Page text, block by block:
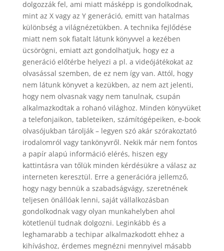
dolgozzák fel, ami miatt másképp is gondolkodnak,
mint az X vagy az Y generáció, emitt van hatalmas
különbség a világnézetükben. A technika fejlődése
miatt nem sok fiatalt látunk könyvvel a kezében
ücsörögni, emiatt azt gondolhatjuk, hogy ez a
generáció előtérbe helyezi a pl. a videójátékokat az
olvasással szemben, de ez nem így van. Attól, hogy
nem látunk könyvet a kezükben, az nem azt jelenti,
hogy nem olvasnak vagy nem tanulnak, csupán
alkalmazkodtak a rohanó világhoz. Minden könyvüket
a telefonjaikon, tableteiken, számítógépeiken, e-book
olvasójukban tárolják – legyen szó akár szórakoztató
irodalomról vagy tankönyvről. Nekik már nem fontos
a papír alapú információ elérés, hiszen egy
kattintásra van tőlük minden kérdésükre a válasz az
interneten keresztül. Erre a generációra jellemző,
hogy nagy bennük a szabadságvágy, szeretnének
teljesen önállóak lenni, saját vállalkozásban
gondolkodnak vagy olyan munkahelyben ahol
kötetlenül tudnak dolgozni. Leginkább és a
leghamarabb a techipar alkalmazkodott ehhez a
kihíváshoz, érdemes megnézni mennyivel másabb